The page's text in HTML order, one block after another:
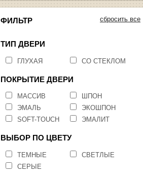
сбросить все
ФИЛЬТР
ТИП ДВЕРИ
ГЛУХАЯ СО СТЕКЛОМ
ПОКРЫТИЕ ДВЕРИ
МАССИВ
ШПОН
ЭМАЛЬ
ЭКОШПОН
SOFT-TOUCH
ЭМАЛИТ
ВЫБОР ПО ЦВЕТУ
ТЕМНЫЕ
СВЕТЛЫЕ
СЕРЫЕ